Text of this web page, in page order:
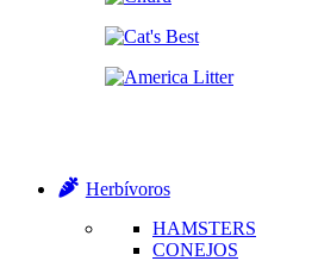
Herbívoros
HAMSTERS
CONEJOS